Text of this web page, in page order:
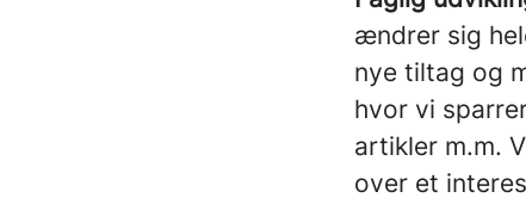
ændrer sig
nye tiltag og
hvor vi
artikler m.m.
over et